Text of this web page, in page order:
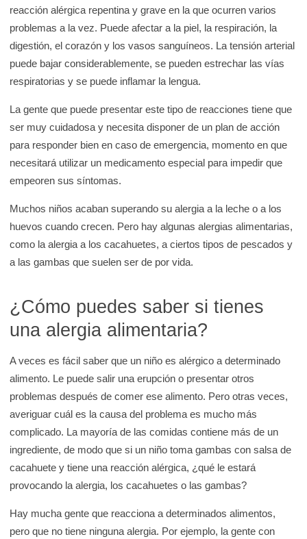
reacción alérgica repentina y grave en la que ocurren varios
problemas a la vez. Puede afectar a la piel, la respiración, la
digestión, el corazón y los vasos sanguíneos. La tensión arterial
puede bajar considerablemente, se pueden estrechar las vías
respiratorias y se puede inflamar la lengua.
La gente que puede presentar este tipo de reacciones tiene que
ser muy cuidadosa y necesita disponer de un plan de acción
para responder bien en caso de emergencia, momento en que
necesitará utilizar un medicamento especial para impedir que
empeoren sus síntomas.
Muchos niños acaban superando su alergia a la leche o a los
huevos cuando crecen. Pero hay algunas alergias alimentarias,
como la alergia a los cacahuetes, a ciertos tipos de pescados y
a las gambas que suelen ser de por vida.
¿Cómo puedes saber si tienes
una alergia alimentaria?
A veces es fácil saber que un niño es alérgico a determinado
alimento. Le puede salir una erupción o presentar otros
problemas después de comer ese alimento. Pero otras veces,
averiguar cuál es la causa del problema es mucho más
complicado. La mayoría de las comidas contiene más de un
ingrediente, de modo que si un niño toma gambas con salsa de
cacahuete y tiene una reacción alérgica, ¿qué le estará
provocando la alergia, los cacahuetes o las gambas?
Hay mucha gente que reacciona a determinados alimentos,
pero que no tiene ninguna alergia. Por ejemplo, la gente con